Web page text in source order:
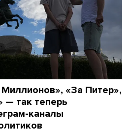
«За Питер»,
— так теперь
каналы